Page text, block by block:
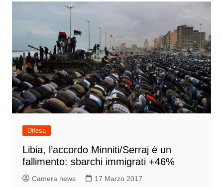
Difesa
Libia, l’accordo Minniti/Serraj è un
fallimento: sbarchi immigrati +46%
Camera news 17 Marzo 2017